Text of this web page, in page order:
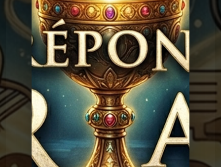
Les réponses du
Graal
Graal 92 - Noé a-t-il
existé ?
Les réponses du
Graal
Graal 91 - Adam, Eve et le
sexe
Les réponses du Graal
Graal 162 - Pleurer de
joie
Les réponses du
Graal
Graal 161 - Le monkey-
barring